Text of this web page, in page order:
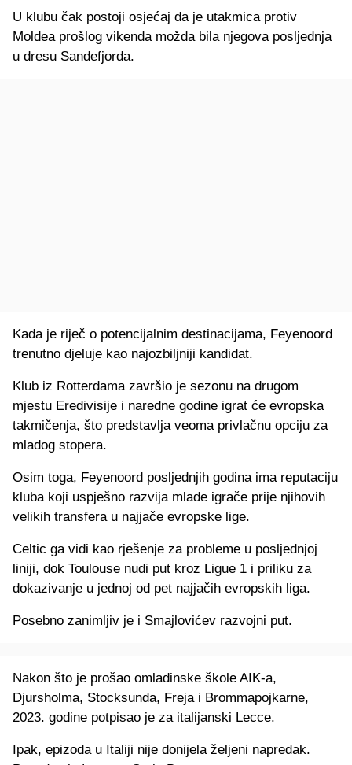
U klubu čak postoji osjećaj da je utakmica protiv
Moldea prošlog vikenda možda bila njegova posljednja
u dresu Sandefjorda.
Kada je riječ o potencijalnim destinacijama, Feyenoord
trenutno djeluje kao najozbiljniji kandidat.
Klub iz Rotterdama završio je sezonu na drugom
mjestu Eredivisije i naredne godine igrat će evropska
takmičenja, što predstavlja veoma privlačnu opciju za
mladog stopera.
Osim toga, Feyenoord posljednjih godina ima reputaciju
kluba koji uspješno razvija mlade igrače prije njihovih
velikih transfera u najjače evropske lige.
Celtic ga vidi kao rješenje za probleme u posljednjoj
liniji, dok Toulouse nudi put kroz Ligue 1 i priliku za
dokazivanje u jednoj od pet najjačih evropskih liga.
Posebno zanimljiv je i Smajlovićev razvojni put.
Nakon što je prošao omladinske škole AIK-a,
Djursholma, Stocksunda, Freja i Brommapojkarne,
2023. godine potpisao je za italijanski Lecce.
Ipak, epizoda u Italiji nije donijela željeni napredak.